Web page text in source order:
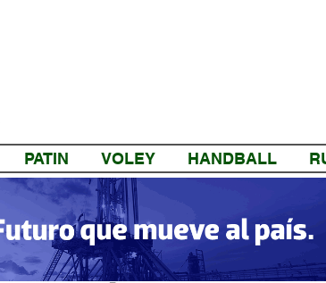
PATIN VOLEY HANDBALL